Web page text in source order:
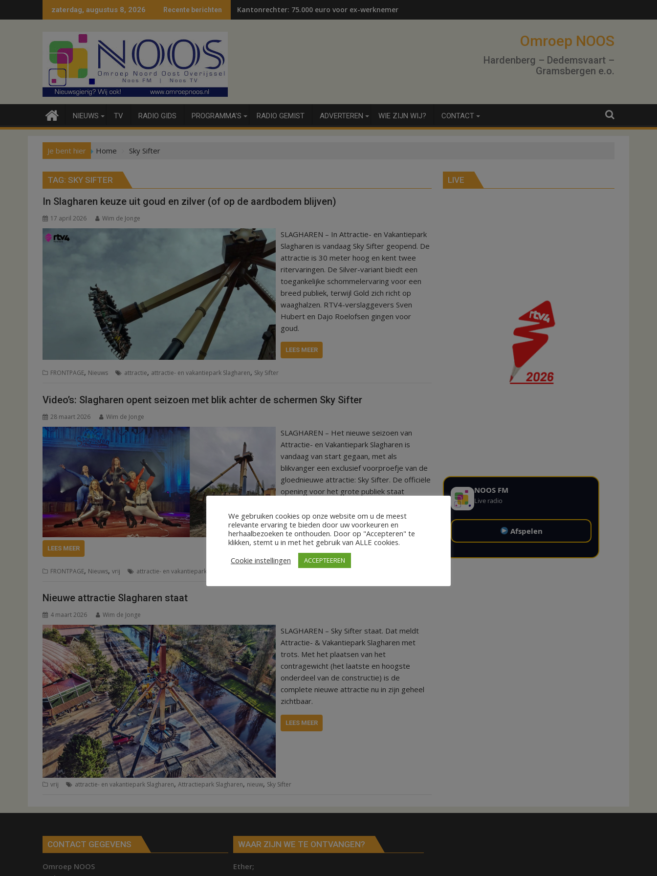
naar
zaterdag, augustus 8, 2026 Recente berichten Kantonrechter: 75.000 euro voor ex-werknemers
Omroep NOOS
Hardenberg – Dedemsvaart –
Gramsbergen e.o.
NIEUWS TV RADIO GIDS PROGRAMMA’S RADIO GEMIST ADVERTEREN WIE ZIJN WIJ? CONTACT
Je bent hier Home Sky Sifter
TAG: SKY SIFTER
In Slagharen keuze uit goud en zilver (of op de aardbodem blijven)
17 april 2026 Wim de Jonge
SLAGHAREN – In Attractie- en Vakantiepark
Slagharen is vandaag Sky Sifter geopend. De
attractie is 30 meter hoog en kent twee
ritervaringen. De Silver-variant biedt een
toegankelijke schommelervaring voor een
breed publiek, terwijl Gold zich richt op
waaghalzen. RTV4-verslaggevers Sven
Hubert en Dajo Roelofsen gingen voor
goud.
LEES MEER
FRONTPAGE, Nieuws attractie, attractie- en vakantiepark Slagharen, Sky Sifter
Video’s: Slagharen opent seizoen met blik achter de schermen Sky Sifter
28 maart 2026 Wim de Jonge
SLAGHAREN – Het nieuwe seizoen van
Attractie- en Vakantiepark Slagharen is
vandaag van start gegaan, met als
blikvanger een exclusief voorproefje van de
gloednieuwe attractie: Sky Sifter. De officiële
opening voor het grote publiek staat
kregen op 28 maart al de kans om de
attractie van dichtbij te ervaren.
LEES MEER
FRONTPAGE, Nieuws, vrij attractie- en vakantiepark Slagharen , ,
Nieuwe attractie Slagharen staat
4 maart 2026 Wim de Jonge
SLAGHAREN – Sky Sifter staat. Dat meldt
Attractie- & Vakantiepark Slagharen met
trots. Met het plaatsen van het
contragewicht (het laatste en hoogste
onderdeel van de constructie) is de
complete nieuwe attractie nu in zijn geheel
zichtbaar.
LEES MEER
vrij attractie- en vakantiepark Slagharen, Attractiepark Slagharen, nieuw, Sky Sifter
LIVE
NOOS FM
Live radio
Afspelen
CONTACT GEGEVENS
Omroep NOOS
WAAR ZIJN WE TE ONTVANGEN?
Ether;
We gebruiken cookies op onze website om u de meest
relevante ervaring te bieden door uw voorkeuren en
herhaalbezoeken te onthouden. Door op "Accepteren" te
klikken, stemt u in met het gebruik van ALLE cookies.
Cookie instellingen
ACCEPTEEREN